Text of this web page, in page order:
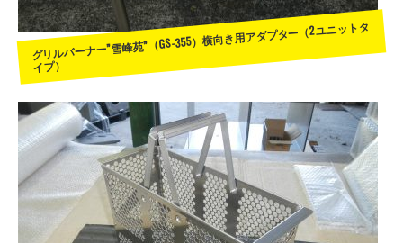
グリルバーナー”雪峰苑”（GS-355）横向き用アダプター（2ユニットタ
イプ）